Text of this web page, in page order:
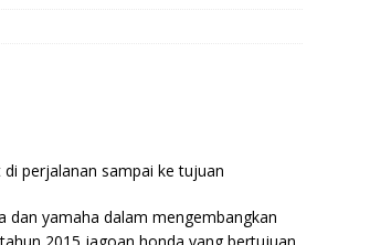
perjalanan sampai ke tujuan
dan yamaha dalam mengembangkan